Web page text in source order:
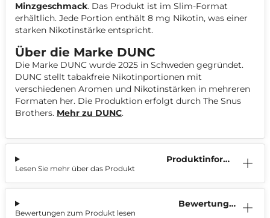
Minzgeschmack. Das Produkt ist im Slim-Format
erhältlich. Jede Portion enthält 8 mg Nikotin, was einer
starken Nikotinstärke entspricht.
Über die Marke DUNC
Die Marke DUNC wurde 2025 in Schweden gegründet.
DUNC stellt tabakfreie Nikotinportionen mit
verschiedenen Aromen und Nikotinstärken in mehreren
Formaten her. Die Produktion erfolgt durch The Snus
Brothers. Mehr zu DUNC.
Produktinform
Lesen Sie mehr über das Produkt
Bewertunge
Bewertungen zum Produkt lesen